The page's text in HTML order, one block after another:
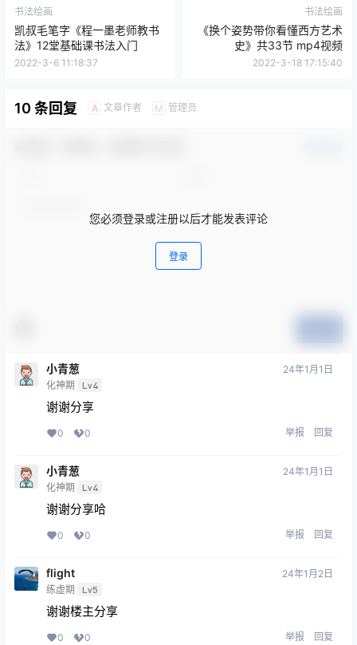
书法绘画
凯叔毛笔字《程一墨老师教书
法》12堂基础课书法入门
2022-3-6 11:18:37
书法绘画
《换个姿势带你看懂西方艺术
史》共33节 mp4视频
2022-3-18 17:15:40
10 条回复 A 文章作者 M 管理员
您必须登录或注册以后才能发表评论
登录
小青葱
化神期 Lv4
24年1月1日
谢谢分享
0 0 举报 回复
小青葱
化神期 Lv4
24年1月1日
谢谢分享哈
0 0 举报 回复
flight
练虚期 Lv5
24年1月2日
谢谢楼主分享
0 0 举报 回复